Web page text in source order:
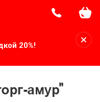
20%!